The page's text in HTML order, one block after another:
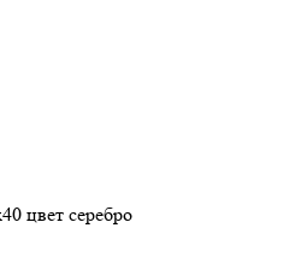
цвет серебро